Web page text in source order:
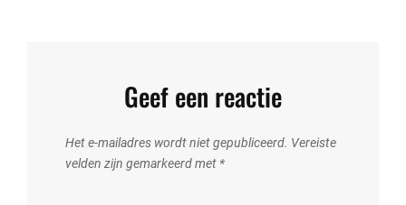
Geef een reactie
Het e-mailadres wordt niet gepubliceerd. Vereiste
velden zijn gemarkeerd met *